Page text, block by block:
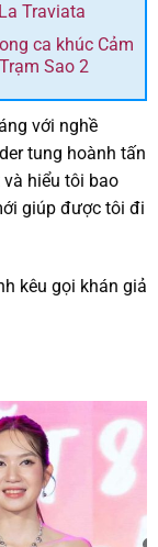
Traviata
ca khúc Cảm
Sao 2
với nghề
tung hoành tấn
hiểu tôi bao
giúp được tôi đi
kêu gọi khán giả